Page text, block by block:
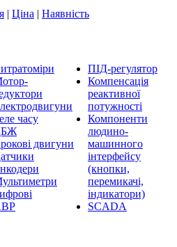
Ціна Наявність
часу
двигуни
ПІД-регулятор
Компенсація
реактивної
потужності
Компоненти
людино-
машинного
інтерфейсу
(кнопки,
перемикачі,
індикатори)
SCADA